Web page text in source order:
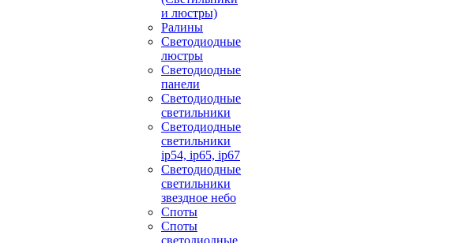
и люстры)
Ралины
Светодиодные
люстры
Светодиодные
панели
Светодиодные
светильники
Светодиодные
светильники
ip54, ip65, ip67
Светодиодные
светильники
звездное небо
Споты
Споты
светодиодные